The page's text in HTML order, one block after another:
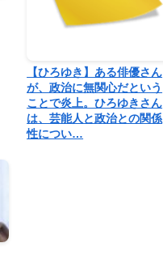
【ひろゆき】ある俳優さん
が、政治に無関心だという
ことで炎上。ひろゆきさん
は、芸能人と政治との関係
性につい…